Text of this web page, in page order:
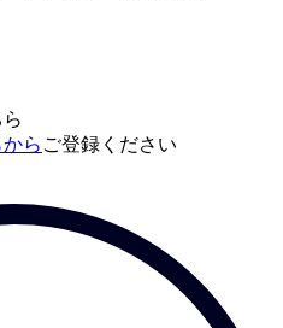
ら ご登録ください